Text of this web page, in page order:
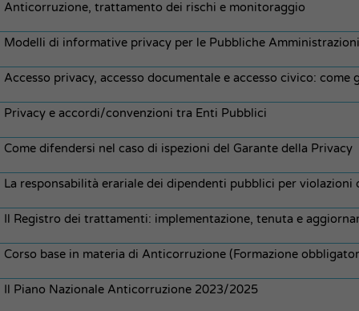
Anticorruzione, trattamento dei rischi e monitoraggio
Modelli di informative privacy per le Pubbliche Amministrazioni
Accesso privacy, accesso documentale e accesso civico:
Privacy e accordi/convenzioni tra Enti Pubblici
Come difendersi nel caso di ispezioni del Garante della Privacy
La responsabilità erariale dei dipendenti pubblici per violazioni
Il Registro dei trattamenti: implementazione, tenuta e
Corso base in materia di Anticorruzione (Formazione
Il Piano Nazionale Anticorruzione 2023/2025